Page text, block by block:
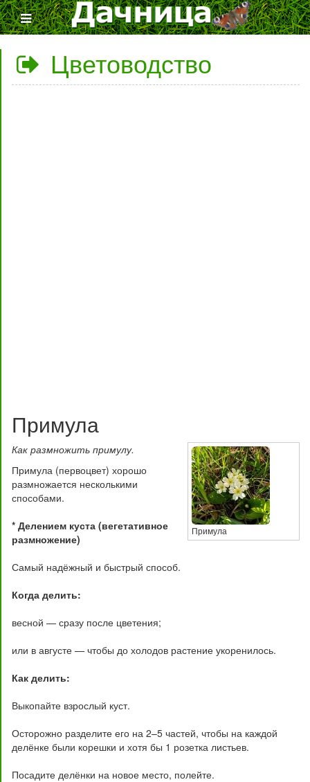
Цветоводство
Примула
Примула
Как размножить примулу.
Примула (первоцвет) хорошо
размножается несколькими
способами.
* Делением куста (вегетативное
размножение)
Самый надёжный и быстрый способ.
Когда делить:
весной — сразу после цветения;
или в августе — чтобы до холодов растение укоренилось.
Как делить:
Выкопайте взрослый куст.
Осторожно разделите его на 2–5 частей, чтобы на каждой
делёнке были корешки и хотя бы 1 розетка листьев.
Посадите делёнки на новое место, полейте.